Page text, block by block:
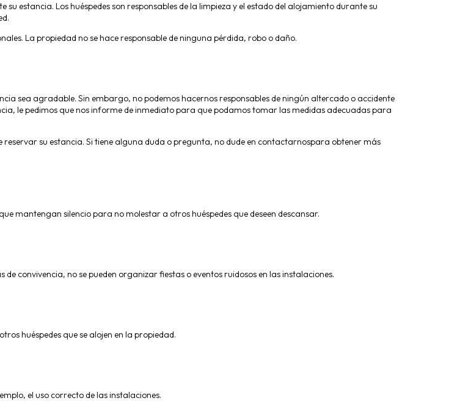
estancia. Los huéspedes son responsables de la limpieza y el estado del alojamiento durante su
La propiedad no se hace responsable de ninguna pérdida, robo o daño.
sea agradable. Sin embargo, no podemos hacernos responsables de ningún altercado o accidente
le pedimos que nos informe de inmediato para que podamos tomar las medidas adecuadas para
su estancia. Si tiene alguna duda o pregunta, no dude en contactarnospara obtener más
mantengan silencio para no molestar a otros huéspedes que deseen descansar.
convivencia, no se pueden organizar fiestas o eventos ruidosos en las instalaciones.
huéspedes que se alojen en la propiedad.
el uso correcto de las instalaciones.